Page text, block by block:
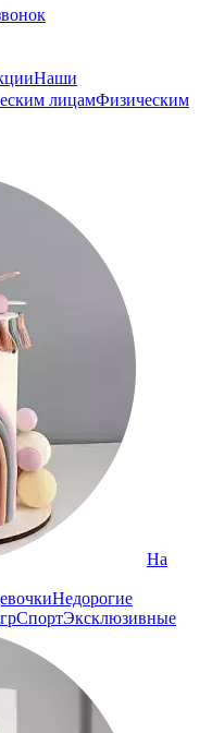
Наши
лицамФизическим
На
Недорогие
СпортЭксклюзивные